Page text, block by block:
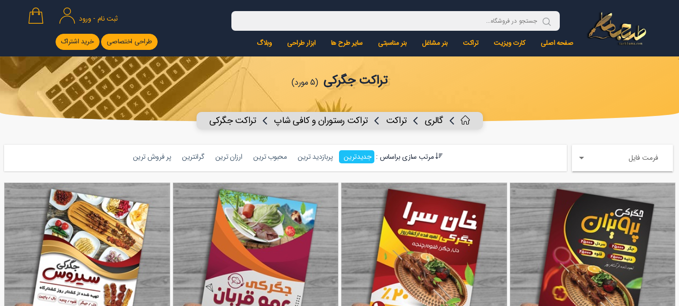
ثبت نام - ورود
صفحه اصلی کارت ویزیت تراکت بنر مشاغل بنر مناسبتی سایر طرح ها ابزار طراحی وبلاگ طراحی اختصاصی خرید اشتراک
تراکت جگرکی (5 مورد)
گالری تراکت تراکت رستوران و کافی شاپ تراکت جگرکی
فرمت فایل مرتب سازی براساس : جدیدترین پربازدید ترین محبوب ترین ارزان ترین گرانترین پر فروش ترین